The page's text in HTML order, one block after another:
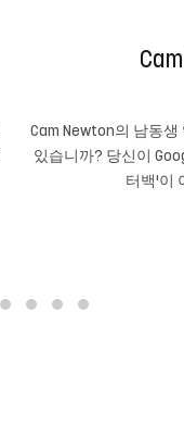
Cam Newton의 남동
있습니까? 당신이
터백'이